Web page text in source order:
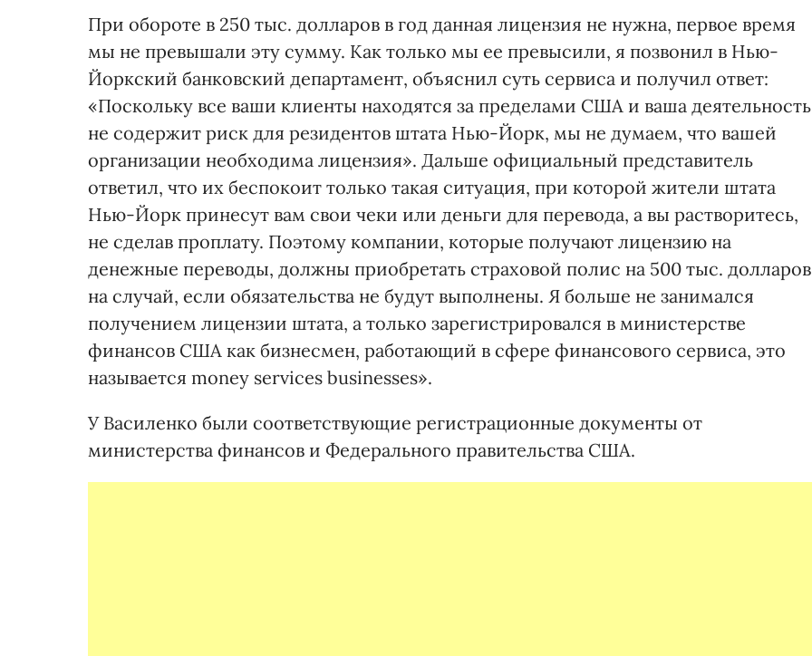
При обороте в 250 тыс. долларов в год данная лицензия не нужна, первое время
мы не превышали эту сумму. Как только мы ее превысили, я позвонил в Нью-
Йоркский банковский департамент, объяснил суть сервиса и получил ответ:
«Поскольку все ваши клиенты находятся за пределами США и ваша деятельность
не содержит риск для резидентов штата Нью-Йорк, мы не думаем, что вашей
организации необходима лицензия». Дальше официальный представитель
ответил, что их беспокоит только такая ситуация, при которой жители штата
Нью-Йорк принесут вам свои чеки или деньги для перевода, а вы растворитесь,
не сделав проплату. Поэтому компании, которые получают лицензию на
денежные переводы, должны приобретать страховой полис на 500 тыс. долларов
на случай, если обязательства не будут выполнены. Я больше не занимался
получением лицензии штата, а только зарегистрировался в министерстве
финансов США как бизнесмен, работающий в сфере финансового сервиса, это
называется money services businesses».
У Василенко были соответствующие регистрационные документы от
министерства финансов и Федерального правительства США.